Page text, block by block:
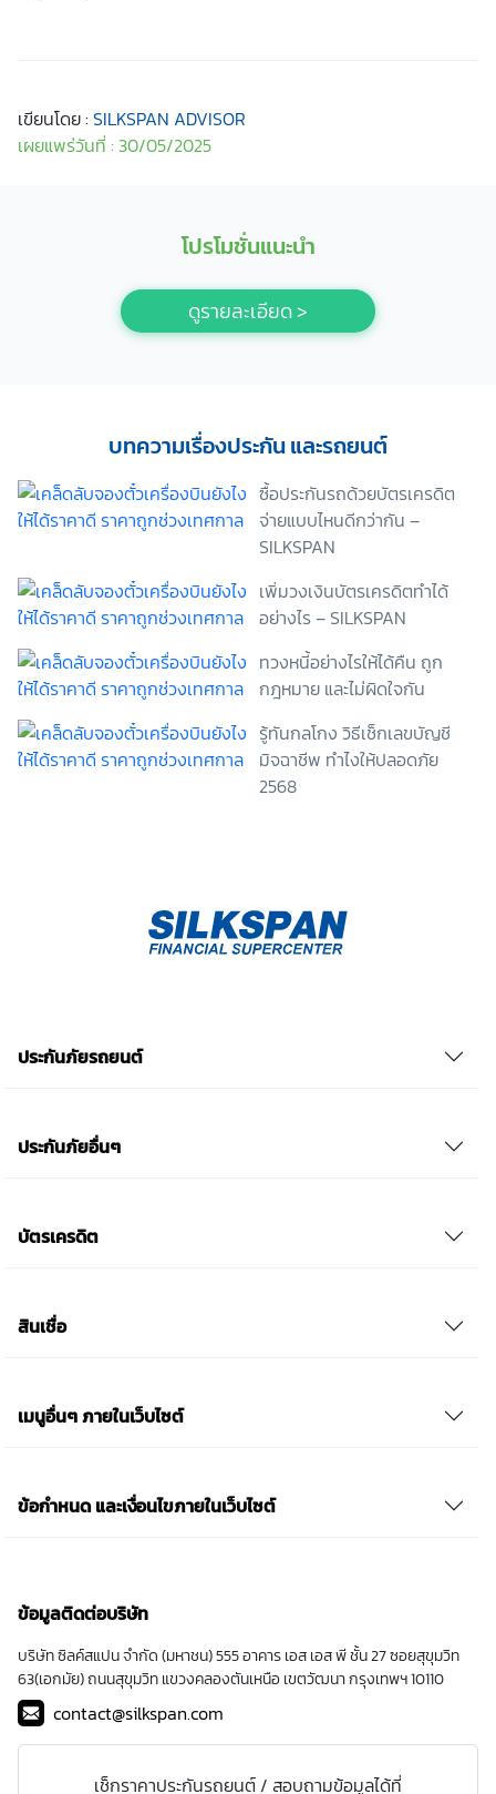
เขียนโดย : SILKSPAN ADVISOR
เผยแพร่วันที่ : 30/05/2025
โปรโมชั่นแนะนำ
ดูรายละเอียด >
บทความเรื่องประกัน และรถยนต์
ซื้อประกันรถด้วยบัตรเครดิต
จ่ายแบบไหนดีกว่ากัน –
SILKSPAN
เพิ่มวงเงินบัตรเครดิตทำได้
อย่างไร – SILKSPAN
ทวงหนี้อย่างไรให้ได้คืน ถูก
กฎหมาย และไม่ผิดใจกัน
รู้ทันกลโกง วิธีเช็กเลขบัญชี
มิจฉาชีพ ทำไงให้ปลอดภัย
2568
ประกันภัยรถยนต์
ประกันภัยอื่นๆ
บัตรเครดิต
สินเชื่อ
เมนูอื่นๆ ภายในเว็บไซต์
ข้อกำหนด และเงื่อนไขภายในเว็บไซต์
ข้อมูลติดต่อบริษัท
บริษัท ซิลค์สแปน จำกัด (มหาชน) 555 อาคาร เอส เอส พี ชั้น 27 ซอยสุขุมวิท
63(เอกมัย) ถนนสุขุมวิท แขวงคลองตันเหนือ เขตวัฒนา กรุงเทพฯ 10110
contact@silkspan.com
เช็กราคาประกันรถยนต์ / สอบถามข้อมูลได้ที่